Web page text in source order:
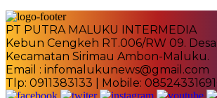
PT PUTRA MALUKU INTERMEDIA
Kebun Cengkeh RT.006/RW 09.
Kecamatan Sirimau Ambon-Maluku.
Email : infomalukunews@gmail.com
Tlp: 0911383133 | Mobile: